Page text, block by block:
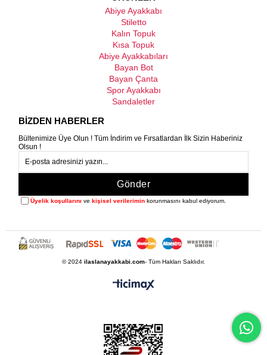
Abiye Ayakkabı
Stiletto
Kalın Topuk
Kısa Topuk
Abiye Ayakkabıları
Bayan Bot
Bayan Çanta
Spor Ayakkabı
Sandaletler
BİZDEN HABERLER
Bültenimize Üye Olun ! Tüm İndirim ve Fırsatlardan İlk Sizin Haberiniz
Olsun !
Gönder
Üyelik koşullarını vekişisel verilerimin korunmasını kabul ediyorum.
© 2024 ilaslanayakkabi.com- Tüm Hakları Saklıdır.